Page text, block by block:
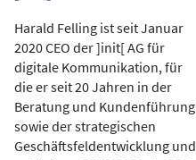
Harald Felling ist seit Januar
2020 CEO der ]init[ AG für
digitale Kommunikation, für
die er seit 20 Jahren in der
Beratung und Kundenführung
sowie der strategischen
Geschäftsfeldentwicklung und